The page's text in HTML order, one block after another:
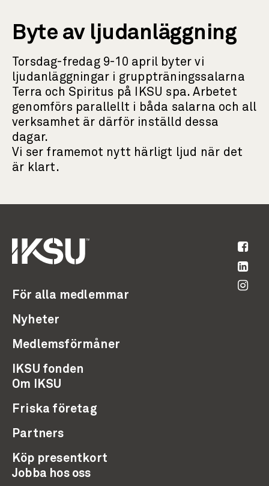
Byte av ljudanläggning
Torsdag-fredag 9-10 april byter vi
ljudanläggningar i gruppträningssalarna
Terra och Spiritus på IKSU spa. Arbetet
genomförs parallellt i båda salarna och all
verksamhet är därför inställd dessa
dagar.
Vi ser framemot nytt härligt ljud när det
är klart.
För alla medlemmar
Nyheter
Medlemsförmåner
IKSU fonden
Om IKSU
Friska företag
Partners
Köp presentkort
Jobba hos oss